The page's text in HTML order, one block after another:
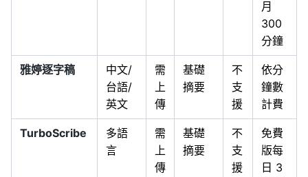
月
300
分鐘
雅婷逐字稿
中文/
台語/
英文
需
上
傳
基礎
摘要
不
支
援
依分
鐘數
計費
TurboScribe
多語
言
需
上
傳
基礎
摘要
不
支
援
免費
版每
日 3